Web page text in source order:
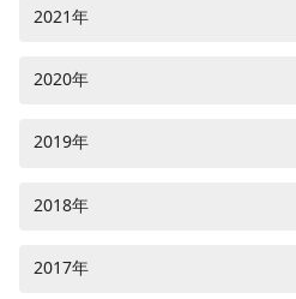
2021年
2020年
2019年
2018年
2017年